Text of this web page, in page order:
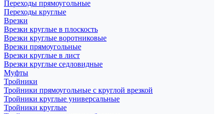
Переходы прямоугольные
Переходы круглые
Врезки
Врезки круглые в плоскость
Врезки круглые воротниковые
Врезки прямоугольные
Врезки круглые в лист
Врезки круглые седловидные
Муфты
Тройники
Тройники прямоугольные с круглой врезкой
Тройники круглые универсальные
Тройники круглые